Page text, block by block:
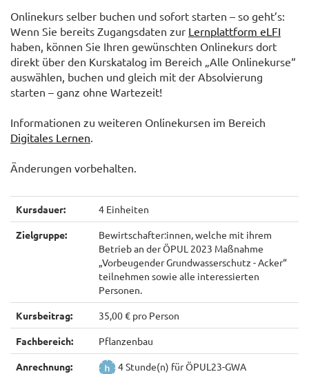
Onlinekurs selber buchen und sofort starten – so geht’s:
Wenn Sie bereits Zugangsdaten zur Lernplattform eLFI
haben, können Sie Ihren gewünschten Onlinekurs dort
direkt über den Kurskatalog im Bereich „Alle Onlinekurse“
auswählen, buchen und gleich mit der Absolvierung
starten – ganz ohne Wartezeit!
Informationen zu weiteren Onlinekursen im Bereich
Digitales Lernen.
Änderungen vorbehalten.
Kursdauer: 4 Einheiten
Zielgruppe:
Bewirtschafter:innen, welche mit ihrem
Betrieb an der ÖPUL 2023 Maßnahme
„Vorbeugender Grundwasserschutz - Acker“
teilnehmen sowie alle interessierten
Personen.
Kursbeitrag: 35,00 € pro Person
Fachbereich: Pflanzenbau
Anrechnung:
4 Stunde(n) für ÖPUL23-GWA